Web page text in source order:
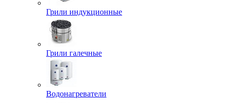
Грили индукционные
Грили галечные
Водонагреватели